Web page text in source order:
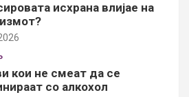
исхрана влијае на
кои не смеат да се
со алкохол